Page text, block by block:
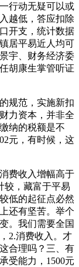
行动无疑可以或
越低，答应扣除
开支，统计数据
居平易近人均可
宇、财务经济委
胡康生掌管听证
规范，实施新扣
力资本，并非全
纳的税额是不
元，有时候，这
费收入增幅高于
较，藏富于平易
低的起征点必然
还有坚苦。举个
。我们需要全国
2.消费收入。才
合理吗？三、有
受能力，1500元